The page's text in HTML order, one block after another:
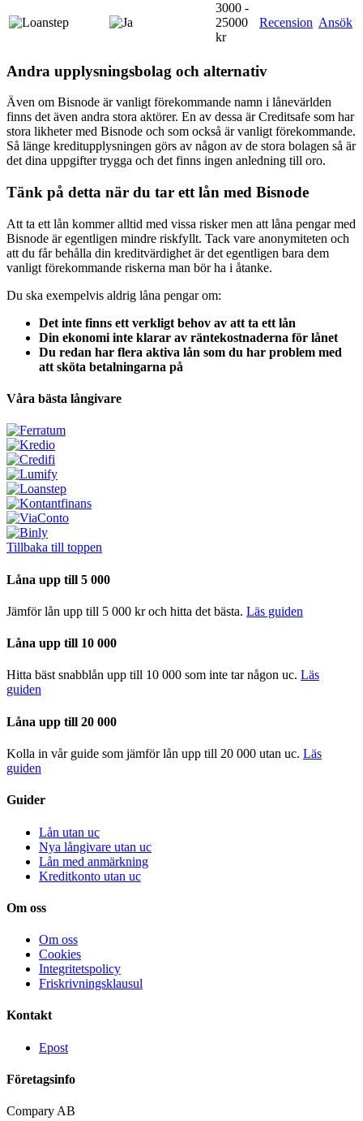
3000 -
25000
kr
Recension Ansök
Andra upplysningsbolag och alternativ
Även om Bisnode är vanligt förekommande namn i lånevärlden
finns det även andra stora aktörer. En av dessa är Creditsafe som har
stora likheter med Bisnode och som också är vanligt förekommande.
Så länge kreditupplysningen görs av någon av de stora bolagen så är
det dina uppgifter trygga och det finns ingen anledning till oro.
Tänk på detta när du tar ett lån med Bisnode
Att ta ett lån kommer alltid med vissa risker men att låna pengar med
Bisnode är egentligen mindre riskfyllt. Tack vare anonymiteten och
att du får behålla din kreditvärdighet är det egentligen bara dem
vanligt förekommande riskerna man bör ha i åtanke.
Du ska exempelvis aldrig låna pengar om:
Det inte finns ett verkligt behov av att ta ett lån
Din ekonomi inte klarar av räntekostnaderna för lånet
Du redan har flera aktiva lån som du har problem med
att sköta betalningarna på
Våra bästa långivare
Tillbaka till toppen
Låna upp till 5 000
Jämför lån upp till 5 000 kr och hitta det bästa. Läs guiden
Låna upp till 10 000
Hitta bäst snabblån upp till 10 000 som inte tar någon uc. Läs
guiden
Låna upp till 20 000
Kolla in vår guide som jämför lån upp till 20 000 utan uc. Läs
guiden
Guider
Lån utan uc
Nya långivare utan uc
Lån med anmärkning
Kreditkonto utan uc
Om oss
Om oss
Cookies
Integritetspolicy
Friskrivningsklausul
Kontakt
Epost
Företagsinfo
Compary AB